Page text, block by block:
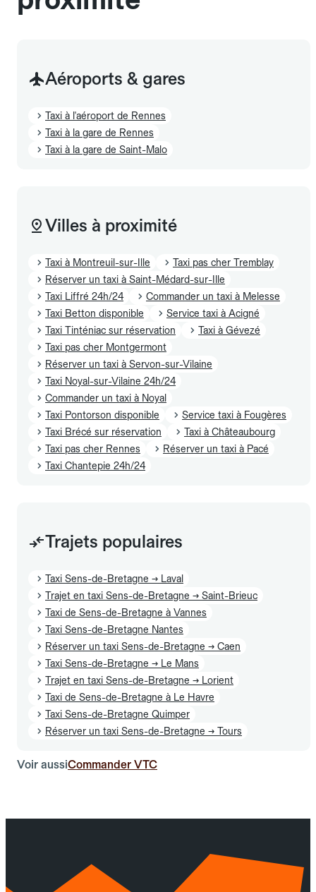
Aéroports & gares
Taxi à l'aéroport de Rennes
Taxi à la gare de Rennes
Taxi à la gare de Saint-Malo
Villes à proximité
Taxi à Montreuil-sur-Ille
Taxi pas cher Tremblay
Réserver un taxi à Saint-Médard-sur-Ille
Taxi Liffré 24h/24
Commander un taxi à Melesse
Taxi Betton disponible
Service taxi à Acigné
Taxi Tinténiac sur réservation
Taxi à Gévezé
Taxi pas cher Montgermont
Réserver un taxi à Servon-sur-Vilaine
Taxi Noyal-sur-Vilaine 24h/24
Commander un taxi à Noyal
Taxi Pontorson disponible
Service taxi à Fougères
Taxi Brécé sur réservation
Taxi à Châteaubourg
Taxi pas cher Rennes
Réserver un taxi à Pacé
Taxi Chantepie 24h/24
Trajets populaires
Taxi Sens-de-Bretagne → Laval
Trajet en taxi Sens-de-Bretagne → Saint-Brieuc
Taxi de Sens-de-Bretagne à Vannes
Taxi Sens-de-Bretagne Nantes
Réserver un taxi Sens-de-Bretagne → Caen
Taxi Sens-de-Bretagne → Le Mans
Trajet en taxi Sens-de-Bretagne → Lorient
Taxi de Sens-de-Bretagne à Le Havre
Taxi Sens-de-Bretagne Quimper
Réserver un taxi Sens-de-Bretagne → Tours
Voir aussiCommander VTC